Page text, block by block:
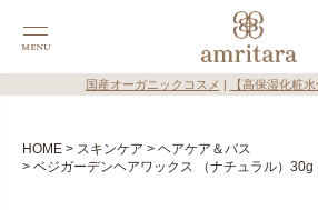
国産オーガニックコスメ 【高保湿化粧
HOME スキンケア
ヘアケア＆バス
ベジガーデンヘアワックス （ナチュラル）30g